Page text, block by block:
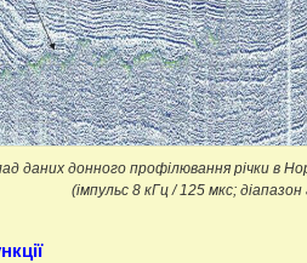
даних донного профілювання річки в
(імпульс 8 кГц / 125 мкс;